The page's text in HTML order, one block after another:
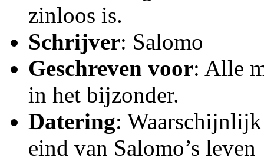
zinloos is.
Schrijver: Salomo
Geschreven voor: Alle
in het bijzonder.
Datering:
eind van Salomo’s leven